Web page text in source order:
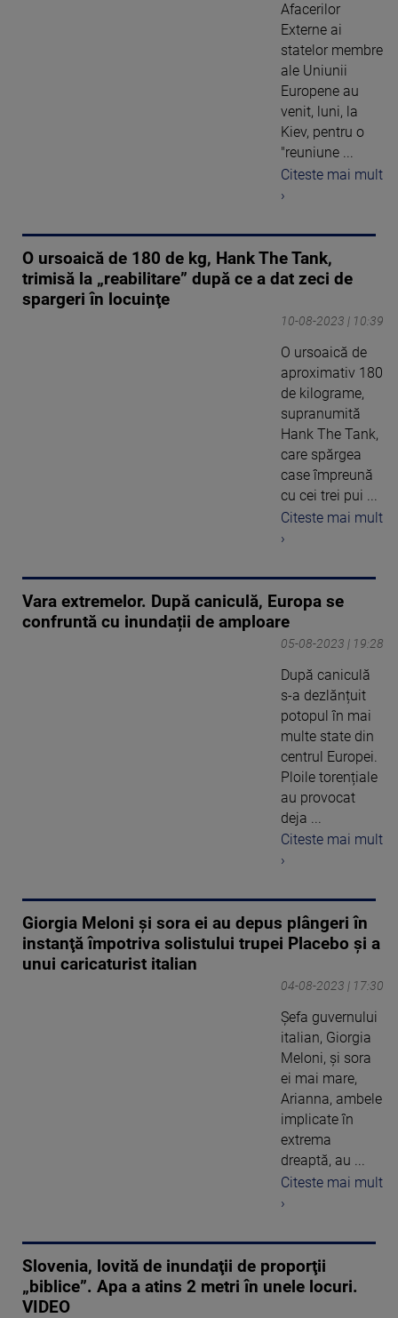
Afacerilor
Externe ai
statelor membre
ale Uniunii
Europene au
venit, luni, la
Kiev, pentru o
"reuniune ...
Citeste mai mult
›
O ursoaică de 180 de kg, Hank The Tank,
trimisă la „reabilitare” după ce a dat zeci de
spargeri în locuinţe
10-08-2023 | 10:39
O ursoaică de
aproximativ 180
de kilograme,
supranumită
Hank The Tank,
care spărgea
case împreună
cu cei trei pui ...
Citeste mai mult
›
Vara extremelor. După caniculă, Europa se
confruntă cu inundații de amploare
05-08-2023 | 19:28
După caniculă
s-a dezlănțuit
potopul în mai
multe state din
centrul Europei.
Ploile torențiale
au provocat
deja ...
Citeste mai mult
›
Giorgia Meloni şi sora ei au depus plângeri în
instanţă împotriva solistului trupei Placebo şi a
unui caricaturist italian
04-08-2023 | 17:30
Şefa guvernului
italian, Giorgia
Meloni, şi sora
ei mai mare,
Arianna, ambele
implicate în
extrema
dreaptă, au ...
Citeste mai mult
›
Slovenia, lovită de inundaţii de proporţii
„biblice”. Apa a atins 2 metri în unele locuri.
VIDEO